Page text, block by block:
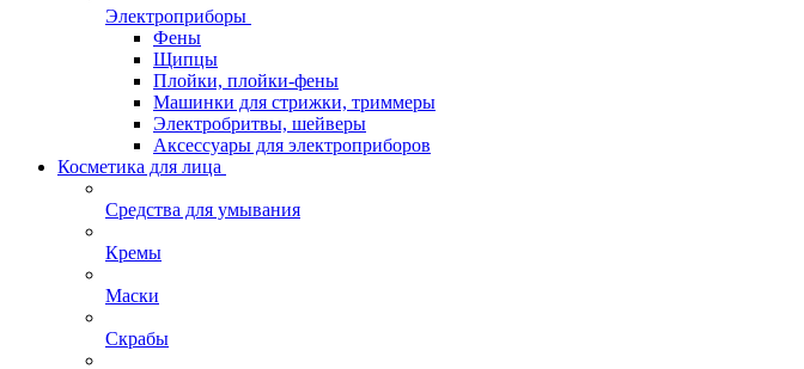
Электроприборы
Фены
Щипцы
Плойки, плойки-фены
Машинки для стрижки, триммеры
Электробритвы, шейверы
Аксессуары для электроприборов
Косметика для лица
Средства для умывания
Кремы
Маски
Скрабы